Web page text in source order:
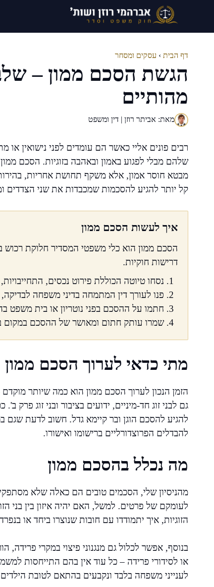
דף הבית › עסקים ומסחר
הגשת הסכם ממון –
מהותיים
מאת: אביתר רוזן | דין ומשפט
רבים פונים אליי כאשר הם עומדים לפני נישואין או
שלהם מבלי לפגוע באמון ובאהבה בזוגיות. הסכם
מבטא חוסר אמון, אלא משקף תחושת אחריות,
קל יותר להגיע להסכמות שמכבדות את שני הצדדים
איך לעשות הסכם ממון
הסכם ממון הוא כלי משפטי המסדיר חלוקת רכוש
דרישות חוקיות.
נסחו טיוטה הכוללת פירוט נכסים,
פנו לעורך דין המתמחה בדיני משפחה
חתמו על ההסכם בפני נוטריון או בית משפט
שמרו עותק חתום ומאושר של ההסכם במקום
מתי כדאי לערוך הסכם ממון
הזמן הנכון לערוך הסכם ממון הוא כמה שיותר
גם לבני זוג חד-מיניים, ידועים בציבור ובני זוג
להגיע להסכם הוגן ובר קיימא גדל. חשוב לדעת שגם
להבדלים הפרוצדורליים ברישומו ואישורו.
מה נכלל בהסכם ממון
מהניסיון שלי, הסכמים טובים הם כאלה שלא
לעומקם של פרטים. למשל, האם יהיה איזון בין בני
הזוגיות, איך יתמודדו עם חובות שנוצרו ביחד או
בנוסף, אפשר לכלול גם מנגנוני פיצוי במקרי
או לסידורי פרידה – כל עוד אין בהם התייחסות
לענייני משפחה בלבד ונקבעים בהתאם לטובת